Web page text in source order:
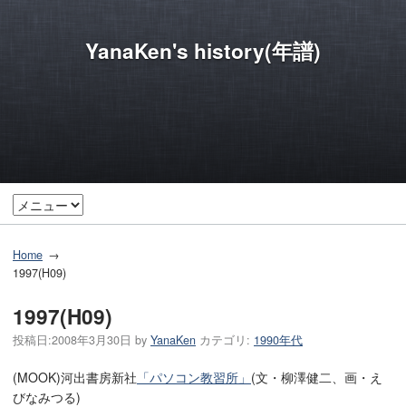
YanaKen's history(年譜)
Home
1997(H09)
1997(H09)
投稿日:2008年3月30日 by YanaKen カテゴリ: 1990年代
(MOOK)河出書房新社 「パソコン教習所」 (文・柳澤健二、画・え
びなみつる)